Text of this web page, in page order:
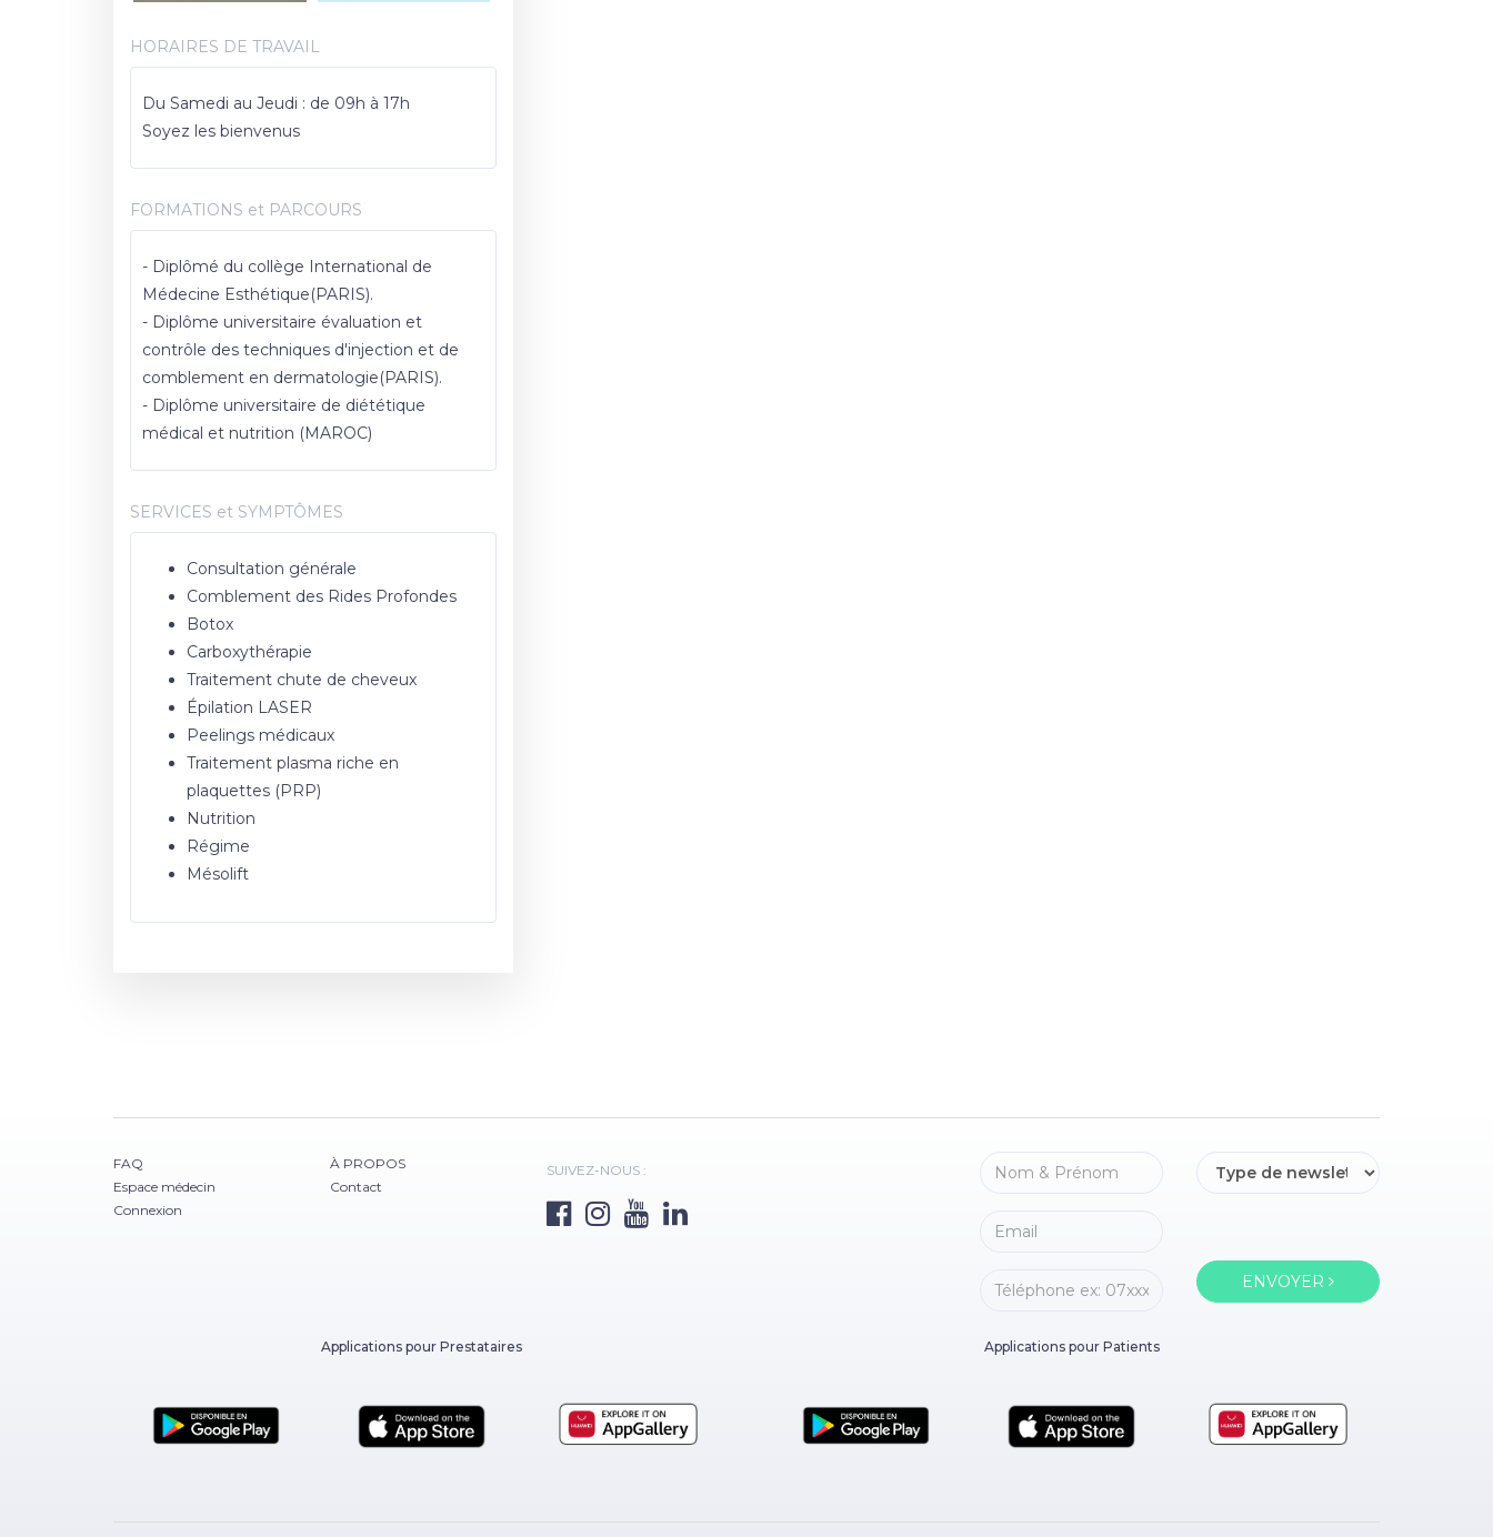
HORAIRES DE TRAVAIL
Du Samedi au Jeudi : de 09h à 17h
Soyez les bienvenus
FORMATIONS et PARCOURS
- Diplômé du collège International de
Médecine Esthétique(PARIS).
- Diplôme universitaire évaluation et
contrôle des techniques d'injection et de
comblement en dermatologie(PARIS).
- Diplôme universitaire de diététique
médical et nutrition (MAROC)
SERVICES et SYMPTÔMES
Consultation générale
Comblement des Rides Profondes
Botox
Carboxythérapie
Traitement chute de cheveux
Épilation LASER
Peelings médicaux
Traitement plasma riche en
plaquettes (PRP)
Nutrition
Régime
Mésolift
FAQ
Espace médecin
Connexion
À PROPOS
Contact
SUIVEZ-NOUS :
ENVOYER
Applications pour Prestataires Applications pour Patients